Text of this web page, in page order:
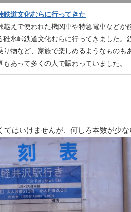
鉄道文化むらに行ってきた
越えで使われた機関車や特急電車などが
碓氷峠鉄道文化むらに行ってきました。
り物など、家族で楽しめるようなものも
もあって多くの人で賑わっていました。
はいけませんが、何しろ本数が少な